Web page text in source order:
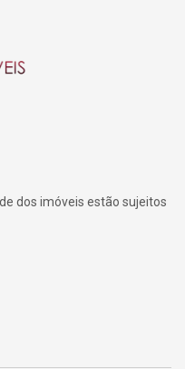
dos imóveis estão sujeitos